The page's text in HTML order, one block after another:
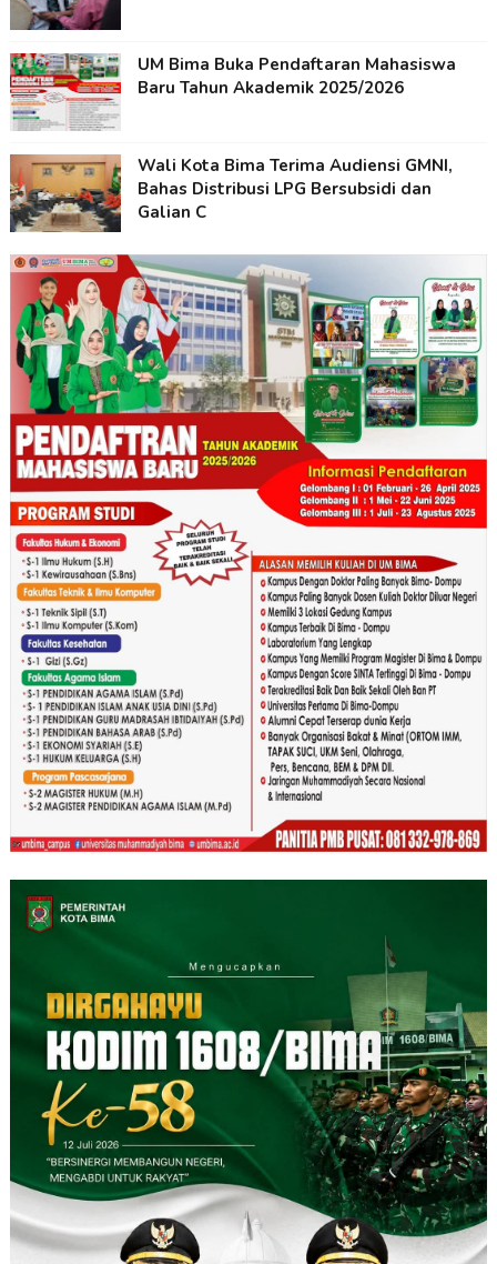
UM Bima Buka Pendaftaran Mahasiswa
Baru Tahun Akademik 2025/2026
Wali Kota Bima Terima Audiensi GMNI,
Bahas Distribusi LPG Bersubsidi dan
Galian C